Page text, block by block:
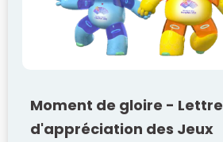
Moment de gloire - Lettre
d'appréciation des Jeux